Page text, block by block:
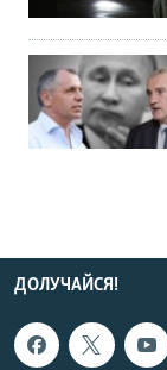
ДОЛУЧАЙСЯ!